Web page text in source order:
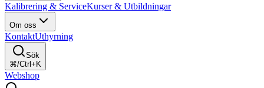
Kalibrering & ServiceKurser & Utbildningar
Om oss
KontaktUthyrning
Sök
⌘/Ctrl+K
Webshop